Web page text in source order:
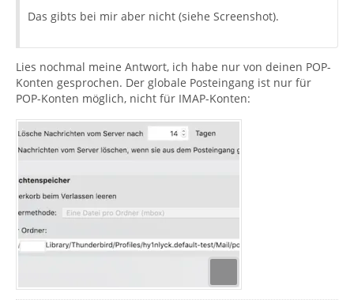
Das gibts bei mir aber nicht (siehe Screenshot).
Lies nochmal meine Antwort, ich habe nur von deinen POP-
Konten gesprochen. Der globale Posteingang ist nur für
POP-Konten möglich, nicht für IMAP-Konten: